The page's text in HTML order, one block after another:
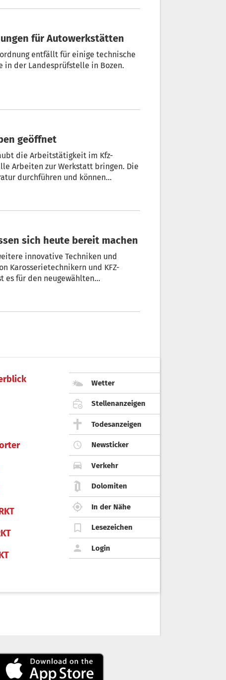
für Autowerkstätten
entfällt für einige technische
in der Landesprüfstelle in Bozen.
geöffnet
die Arbeitstätigkeit im Kfz-
Arbeiten zur Werkstatt bringen. Die
durchführen und können
sich heute bereit machen
innovative Techniken und
Karosserietechnikern und KFZ-
es für den neugewählten
Wetter
Stellenanzeigen
Todesanzeigen
Newsticker
Verkehr
Dolomiten
In der Nähe
Lesezeichen
Login